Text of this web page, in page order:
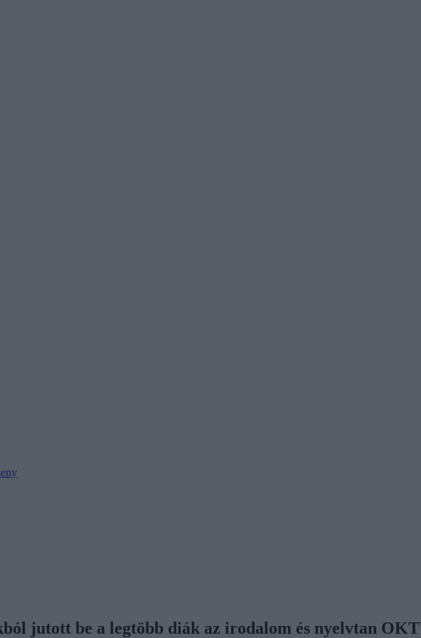
jutott be a legtöbb diák az irodalom és nyelvtan